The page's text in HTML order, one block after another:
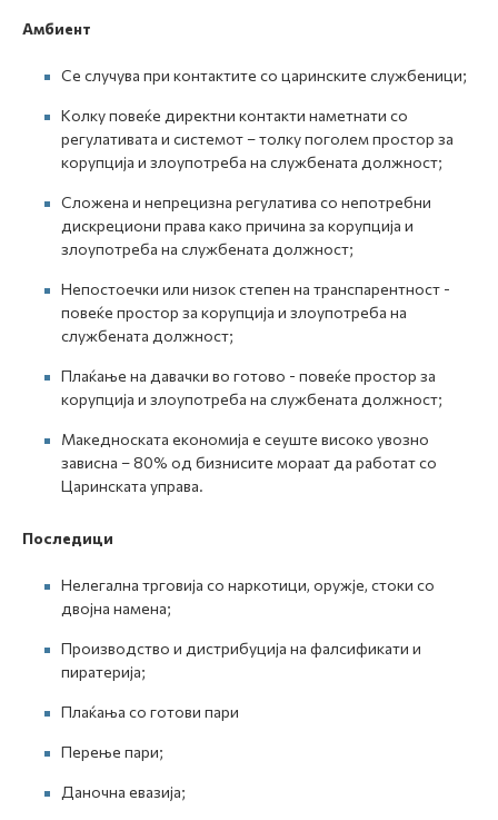
Амбиент
Се случува при контактите со царинските службеници;
Колку повеќе директни контакти наметнати со
регулативата и системот – толку поголем простор за
корупција и злоупотреба на службената должност;
Сложена и непрецизна регулатива со непотребни
дискрециони права како причина за корупција и
злоупотреба на службената должност;
Непостоечки или низок степен на транспарентност -
повеќе простор за корупција и злоупотреба на
службената должност;
Плаќање на давачки во готово - повеќе простор за
корупција и злоупотреба на службената должност;
Македноската економија е сеуште високо увозно
зависна – 80% од бизнисите мораат да работат со
Царинската управа.
Последици
Нелегална трговија со наркотици, оружје, стоки со
двојна намена;
Производство и дистрибуција на фалсификати и
пиратерија;
Плаќања со готови пари
Перење пари;
Даночна евазија;